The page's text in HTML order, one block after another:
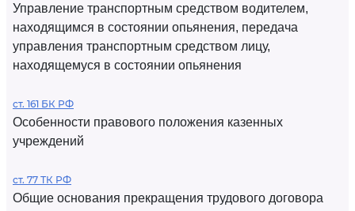
Управление транспортным средством водителем,
находящимся в состоянии опьянения, передача
управления транспортным средством лицу,
находящемуся в состоянии опьянения
ст. 161 БК РФ
Особенности правового положения казенных
учреждений
ст. 77 ТК РФ
Общие основания прекращения трудового договора